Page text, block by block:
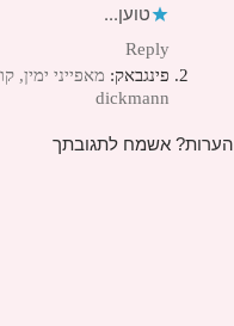
טוען...
Reply
פינגבאק:
dickmann
הערות? אשמח לתגובתך